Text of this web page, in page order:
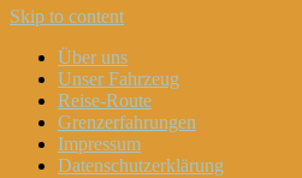
Skip to content
Über uns
Unser Fahrzeug
Reise-Route
Grenzerfahrungen
Impressum
Datenschutzerklärung